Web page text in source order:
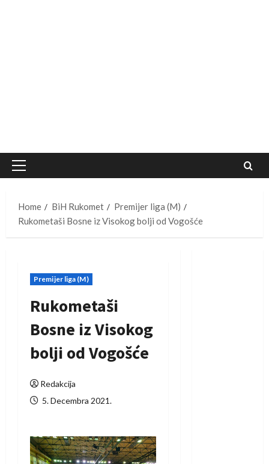
Primary
Home
BiH Rukomet
Premijer liga (M)
Rukometaši Bosne iz Visokog bolji od Vogošće
Premijer liga (M)
Rukometaši
Bosne iz Visokog
bolji od Vogošće
Redakcija
5. Decembra 2021.